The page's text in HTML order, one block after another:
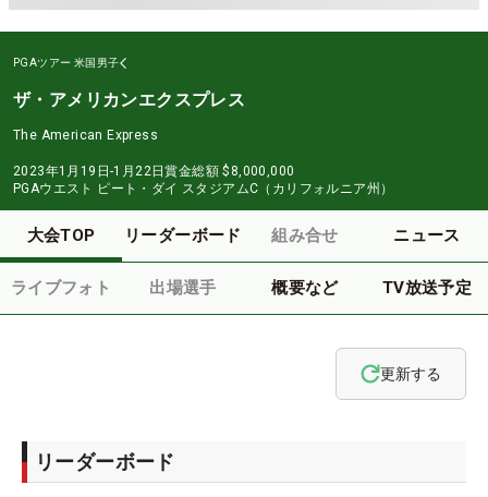
PGAツアー 米国男子
ザ・アメリカンエクスプレス
The American Express
2023年1月19日-1月22日賞金総額 $8,000,000
PGAウエスト ピート・ダイ スタジアムC（カリフォルニア州）
大会TOP リーダーボード 組み合せ ニュース
ライブフォト 出場選手 概要など TV放送予定
更新する
リーダーボード